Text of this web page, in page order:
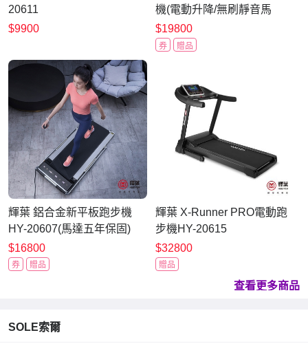
20611
$9900
機(電動升降/無刷靜音馬
達)HY-20612
$19800
券 贈品
輝葉 鋁合金新平板跑步機
HY-20607(馬達五年保固)
$16800
券 贈品
輝葉 X-Runner PRO電動跑
步機HY-20615
$32800
贈品
查看更多商品
SOLE索爾